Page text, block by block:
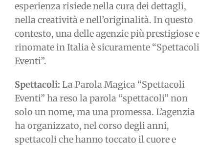
esperienza risiede nella cura dei dettagli,
nella creatività e nell’originalità. In questo
contesto, una delle agenzie più prestigiose e
rinomate in Italia è sicuramente “Spettacoli
Eventi”.
Spettacoli: La Parola Magica “Spettacoli
Eventi” ha reso la parola “spettacoli” non
solo un nome, ma una promessa. L’agenzia
ha organizzato, nel corso degli anni,
spettacoli che hanno toccato il cuore e